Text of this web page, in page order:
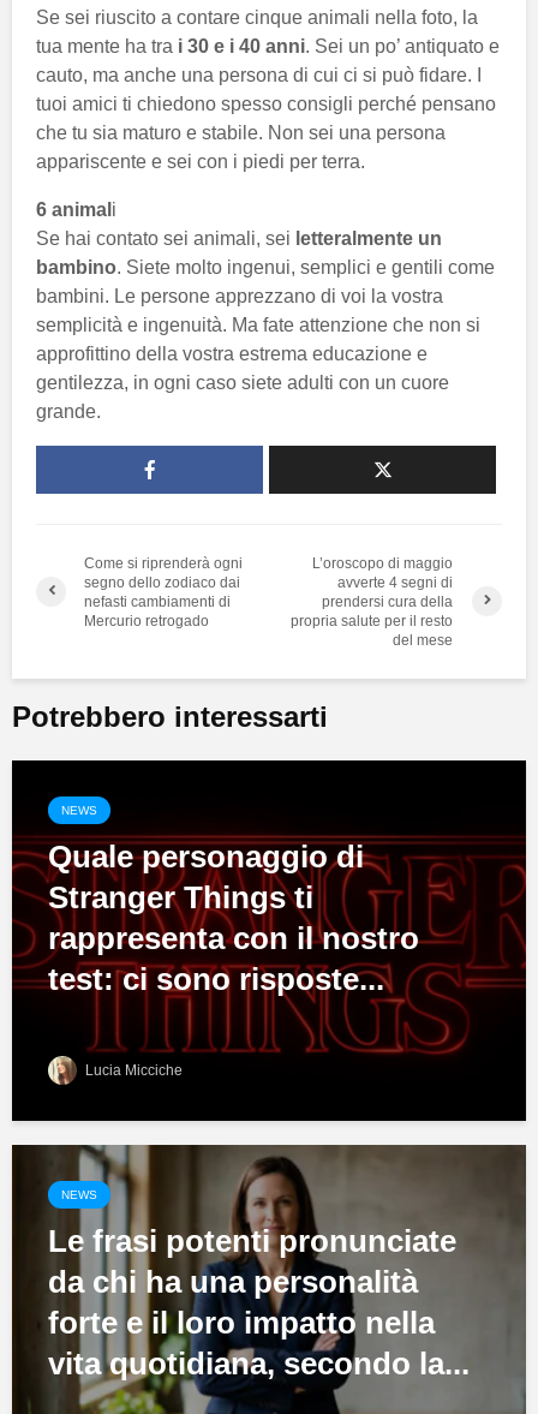
Se sei riuscito a contare cinque animali nella foto, la
tua mente ha tra i 30 e i 40 anni. Sei un po’ antiquato e
cauto, ma anche una persona di cui ci si può fidare. I
tuoi amici ti chiedono spesso consigli perché pensano
che tu sia maturo e stabile. Non sei una persona
appariscente e sei con i piedi per terra.
6 animal i
Se hai contato sei animali, sei letteralmente un
bambino. Siete molto ingenui, semplici e gentili come
bambini. Le persone apprezzano di voi la vostra
semplicità e ingenuità. Ma fate attenzione che non si
approfittino della vostra estrema educazione e
gentilezza, in ogni caso siete adulti con un cuore
grande.
Come si riprenderà ogni
segno dello zodiaco dai
nefasti cambiamenti di
Mercurio retrogado
L’oroscopo di maggio
avverte 4 segni di
prendersi cura della
propria salute per il resto
del mese
Potrebbero interessarti
NEWS
Quale personaggio di
Stranger Things ti
rappresenta con il nostro
test: ci sono risposte...
Lucia Micciche
NEWS
Le frasi potenti pronunciate
da chi ha una personalità
forte e il loro impatto nella
vita quotidiana, secondo la...